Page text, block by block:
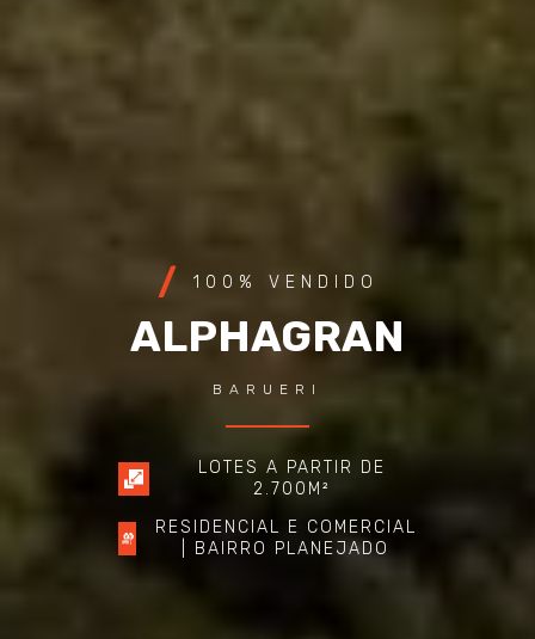
100% VENDIDO
ALPHAGRAN
BARUERI
LOTES A PARTIR DE
2.700M²
RESIDENCIAL E COMERCIAL
| BAIRRO PLANEJADO